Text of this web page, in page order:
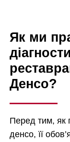
Як ми
Денсо?
Перед тим, як
денсо, її